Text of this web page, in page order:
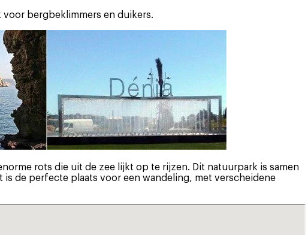
bergbeklimmers en duikers.
rots die uit de zee lijkt op te rijzen. Dit natuurpark is samen
de perfecte plaats voor een wandeling, met verscheidene